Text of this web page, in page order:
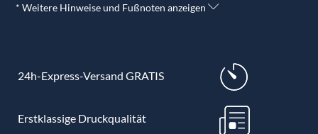
* Weitere Hinweise und Fußnoten anzeigen
24h-Express-Versand GRATIS
Erstklassige Druckqualität